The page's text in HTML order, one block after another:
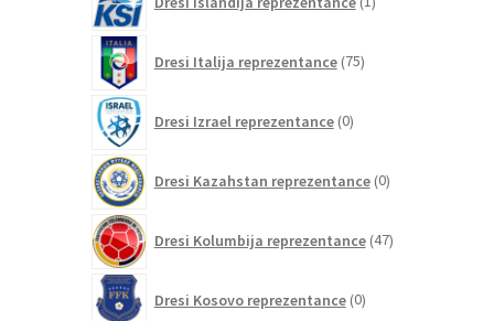
izdelek
Dresi Italija reprezentance 75izdelkov
Dresi Izrael reprezentance 0izdelkov
Dresi Kazahstan reprezentance 0izdelkov
Dresi Kolumbija reprezentance 47izdelkov
Dresi Kosovo reprezentance 0izdelkov